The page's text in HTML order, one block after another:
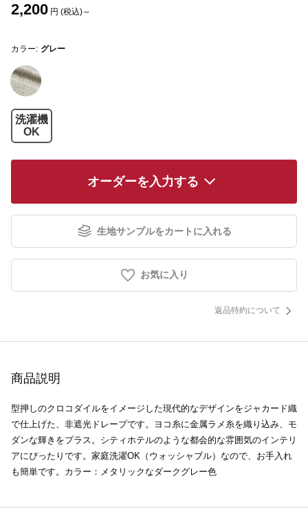
2,200 円 (税込)～
カラー: グレー
洗濯機
OK
オーダーを入力する
生地サンプルをカートに入れる
お気に入り
返品特約について
商品説明
型押しのクロコダイルをイメージした現代的なデザインをジャカード織
で仕上げた、非遮光ドレープです。ヨコ糸に金属ラメ糸を織り込み、モ
ダンな輝きをプラス。シティホテルのような都会的な雰囲気のインテリ
アにぴったりです。家庭洗濯OK（ウォッシャブル）なので、お手入れ
も簡単です。カラー：メタリックなダークグレー色